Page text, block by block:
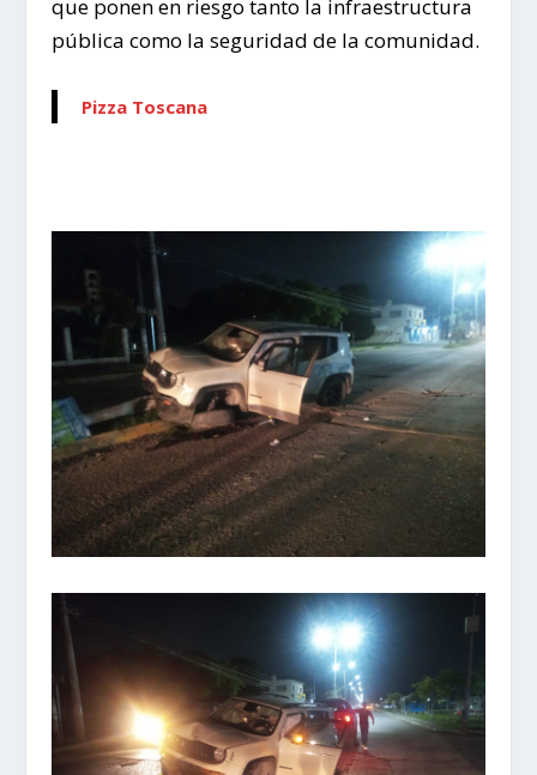
que ponen en riesgo tanto la infraestructura
pública como la seguridad de la comunidad.
Pizza Toscana